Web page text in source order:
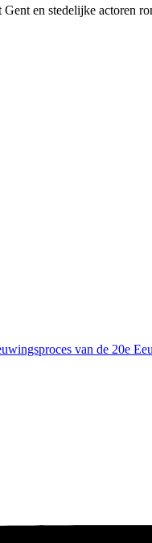
en stedelijke actoren
van de 20e